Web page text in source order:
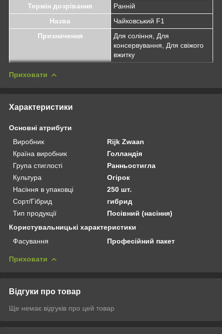
Термін дозрівання
Ранній
Назва
Чайковський F1
Призначення
Для соління, Для
консервування, Для свіжого
вжитку
Приховати
Характеристики
Основні атрибути
Виробник
Rijk Zwaan
Країна виробник
Голландія
Група стиглості
Ранньостигла
Культура
Огірок
Насіння в упаковці
250 шт.
Сорт/Гібрид
гибрид
Тип продукції
Посівний (насіння)
Користувальницькі характеристики
Фасування
Професійний пакет
Приховати
Відгуки про товар
Ще немає відгуків про цей товар